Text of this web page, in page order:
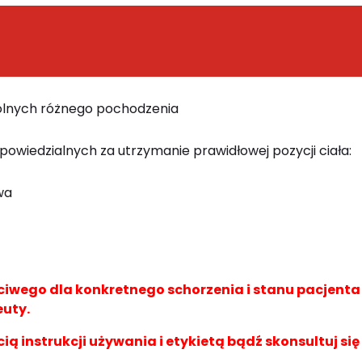
różnego pochodzenia
za utrzymanie prawidłowej pozycji ciała:
dla konkretnego schorzenia i stanu
instrukcji używania i etykietą bądź skonsultuj